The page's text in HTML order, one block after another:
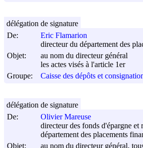
De:
Eric Flamarion
directeur du département des
Objet:
au nom du directeur général
les actes visés à l'article 1er
Groupe:
Caisse des dépôts et
délégation de signature
De:
Olivier Mareuse
directeur des fonds d'épargne et
département des placements
Objet:
au nom du directeur général,
délégation de signature